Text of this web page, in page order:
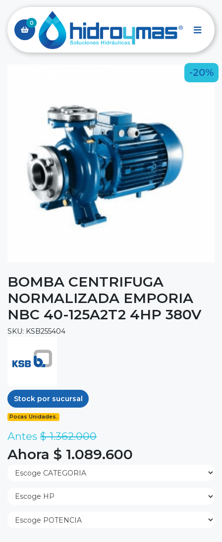
0
-20%
BOMBA CENTRIFUGA
NORMALIZADA EMPORIA
NBC 40-125A2T2 4HP 380V
SKU: KSB255404
Stock por sucursal
Pocas Unidades.
Antes $ 1.362.000
Ahora $ 1.089.600